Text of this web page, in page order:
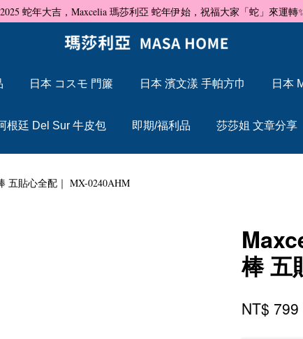
蛇年大吉，Maxcelia 瑪莎利亞 蛇年伊始，祝福大家「蛇」來運轉
日本 コスモ 門簾 日本 濱文漾 手帕方巾 日本
根廷 Del Sur 牛皮包 即期/福利品 莎莎姐 文章分享
五貼心全配｜ MX-0240AHM
棒 五
NT$ 799
您的購物車目前還是空的。